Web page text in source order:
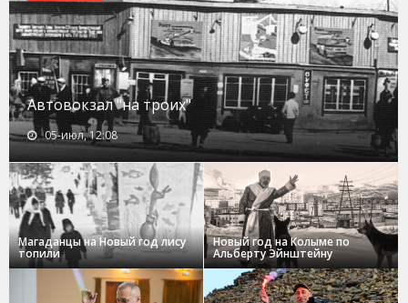
Автовокзал "на троих"
05-июл, 12:08
Магаданцы на Новый год лису
топили
Новый год на Колыме по
Альберту Эйнштейну